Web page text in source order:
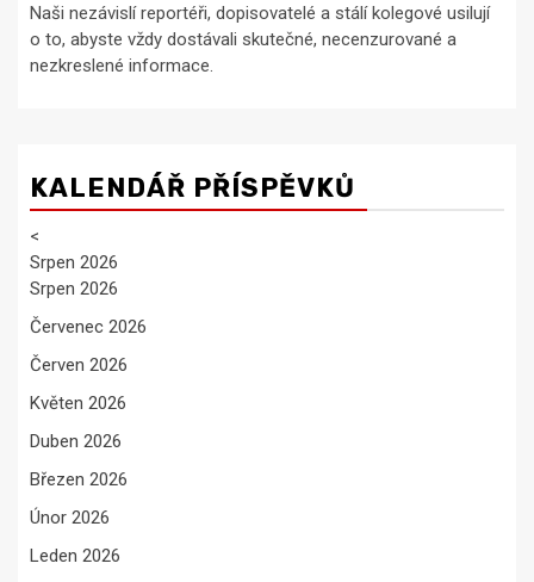
Naši nezávislí reportéři, dopisovatelé a stálí kolegové usilují
o to, abyste vždy dostávali skutečné, necenzurované a
nezkreslené informace.
KALENDÁŘ PŘÍSPĚVKŮ
<
Srpen 2026
Srpen 2026
Červenec 2026
Červen 2026
Květen 2026
Duben 2026
Březen 2026
Únor 2026
Leden 2026